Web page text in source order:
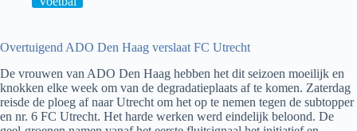
Overtuigend ADO Den Haag verslaat FC Utrecht
De vrouwen van ADO Den Haag hebben het dit seizoen moeilijk en
knokken elke week om van de degradatieplaats af te komen. Zaterdag
reisde de ploeg af naar Utrecht om het op te nemen tegen de subtopper
en nr. 6 FC Utrecht. Het harde werken werd eindelijk beloond. De